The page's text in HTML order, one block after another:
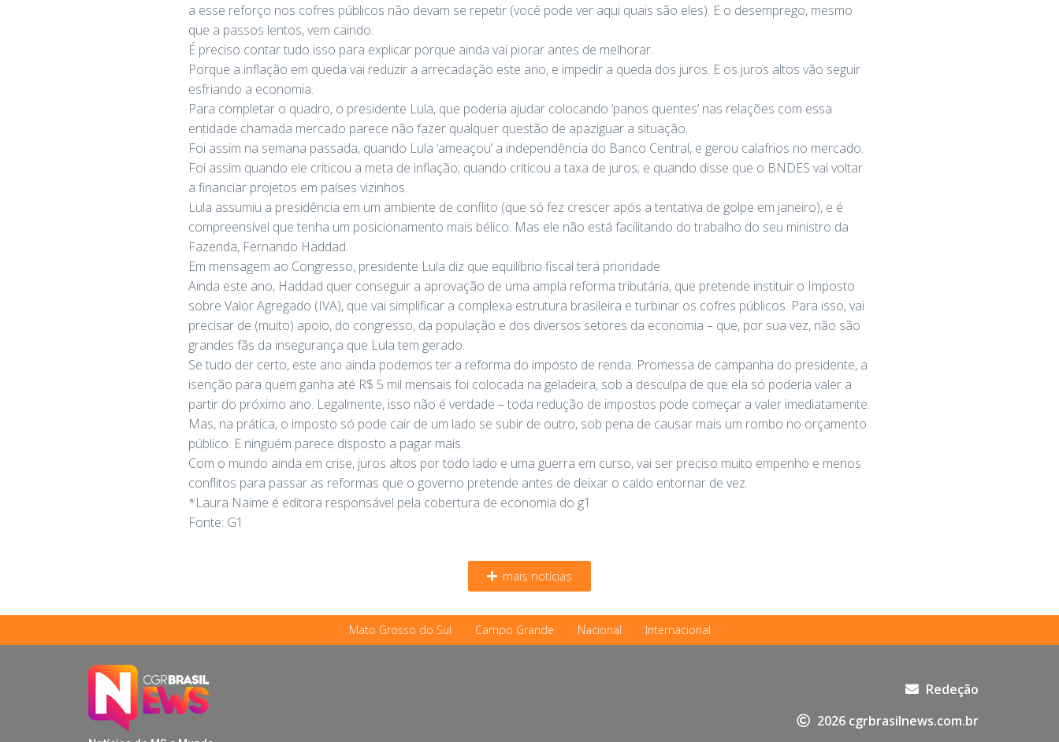
a esse reforço nos cofres públicos não devam se repetir (você pode ver aqui quais são eles). E o desemprego, mesmo
que a passos lentos, vem caindo.
É preciso contar tudo isso para explicar porque ainda vai piorar antes de melhorar.
Porque a inflação em queda vai reduzir a arrecadação este ano, e impedir a queda dos juros. E os juros altos vão seguir
esfriando a economia.
Para completar o quadro, o presidente Lula, que poderia ajudar colocando ‘panos quentes’ nas relações com essa
entidade chamada mercado parece não fazer qualquer questão de apaziguar a situação.
Foi assim na semana passada, quando Lula ‘ameaçou’ a independência do Banco Central, e gerou calafrios no mercado.
Foi assim quando ele criticou a meta de inflação; quando criticou a taxa de juros; e quando disse que o BNDES vai voltar
a financiar projetos em países vizinhos.
Lula assumiu a presidência em um ambiente de conflito (que só fez crescer após a tentativa de golpe em janeiro), e é
compreensível que tenha um posicionamento mais bélico. Mas ele não está facilitando do trabalho do seu ministro da
Fazenda, Fernando Haddad.
Em mensagem ao Congresso, presidente Lula diz que equilíbrio fiscal terá prioridade
Ainda este ano, Haddad quer conseguir a aprovação de uma ampla reforma tributária, que pretende instituir o Imposto
sobre Valor Agregado (IVA), que vai simplificar a complexa estrutura brasileira e turbinar os cofres públicos. Para isso, vai
precisar de (muito) apoio, do congresso, da população e dos diversos setores da economia – que, por sua vez, não são
grandes fãs da insegurança que Lula tem gerado.
Se tudo der certo, este ano ainda podemos ter a reforma do imposto de renda. Promessa de campanha do presidente, a
isenção para quem ganha até R$ 5 mil mensais foi colocada na geladeira, sob a desculpa de que ela só poderia valer a
partir do próximo ano. Legalmente, isso não é verdade – toda redução de impostos pode começar a valer imediatamente.
Mas, na prática, o imposto só pode cair de um lado se subir de outro, sob pena de causar mais um rombo no orçamento
público. E ninguém parece disposto a pagar mais.
Com o mundo ainda em crise, juros altos por todo lado e uma guerra em curso, vai ser preciso muito empenho e menos
conflitos para passar as reformas que o governo pretende antes de deixar o caldo entornar de vez.
*Laura Naime é editora responsável pela cobertura de economia do g1
Fonte: G1
mais notícias
Mato Grosso do Sul Campo Grande Nacional Internacional
Redeção
2026 cgrbrasilnews.com.br